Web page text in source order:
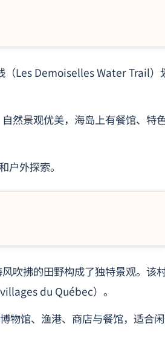
Les Demoiselles Water Trail）
然景观优美，海岛上有餐馆、特
外探索。
吹拂的田野构成了独特景观。该
du Québec）。
馆、渔港、商店与餐馆，适合闲